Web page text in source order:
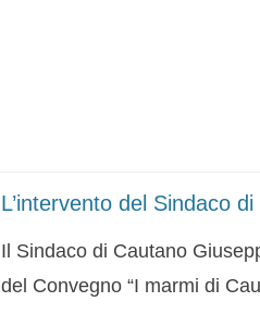
L’intervento del Sindaco
Il Sindaco di Cautano
del Convegno “I marmi di